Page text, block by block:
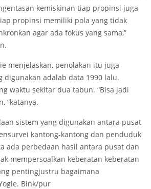
kemiskinan tiap propinsi juga
propinsi memiliki pola yang tidak
agar ada fokus yang sama,”
menjelaskan, penolakan itu juga
digunakan adalab data 1990 lalu.
waktu sekitar dua tabun. “Bisa jadi
“katanya.
sistem yang digunakan antara pusat
kantong-kantong dan penduduk
ada perbedaan hasil antara pusat dan
mempersoalkan keberatan keberatan
pentingjustru bagaimana
Bink/pur